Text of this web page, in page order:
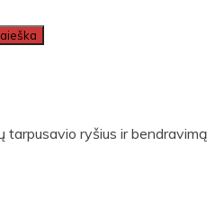
tarpusavio ryšius ir bendravimą